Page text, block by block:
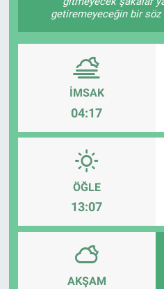
getiremeyeceğin bir
İMSAK
04:17
ÖĞLE
13:07
AKŞAM